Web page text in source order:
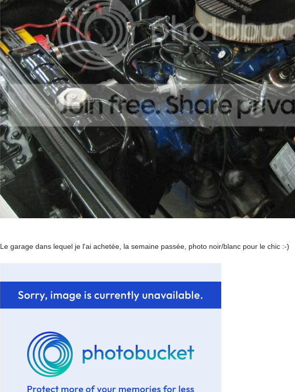
Le garage dans lequel je l'ai achetée, la semaine passée, photo noir/blanc pour le chic :-)